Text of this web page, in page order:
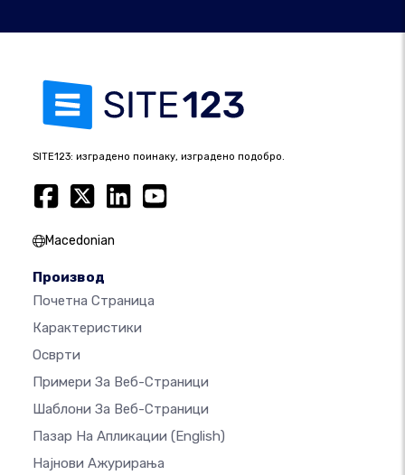
SITE123: изградено поинаку, изградено подобро.
Macedonian
Производ
Почетна Страница
Карактеристики
Осврти
Примери За Веб-Страници
Шаблони За Веб-Страници
Пазар На Апликации (English)
Најнови Ажурирања